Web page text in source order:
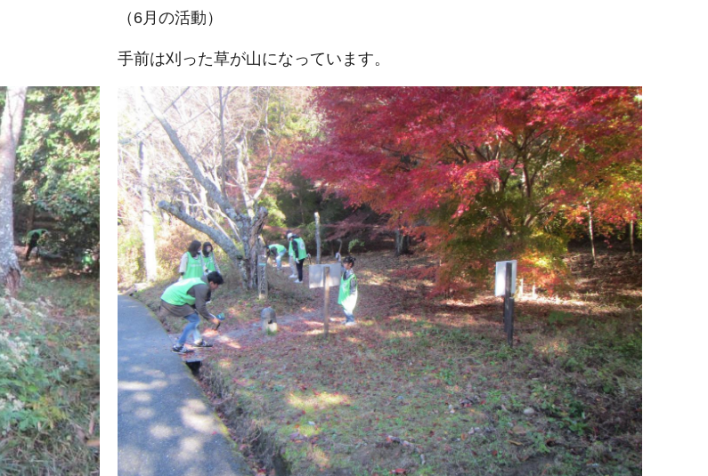
（6月の活動）
手前は刈った草が山になっています。